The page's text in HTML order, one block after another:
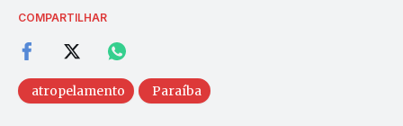
COMPARTILHAR
atropelamento Paraíba